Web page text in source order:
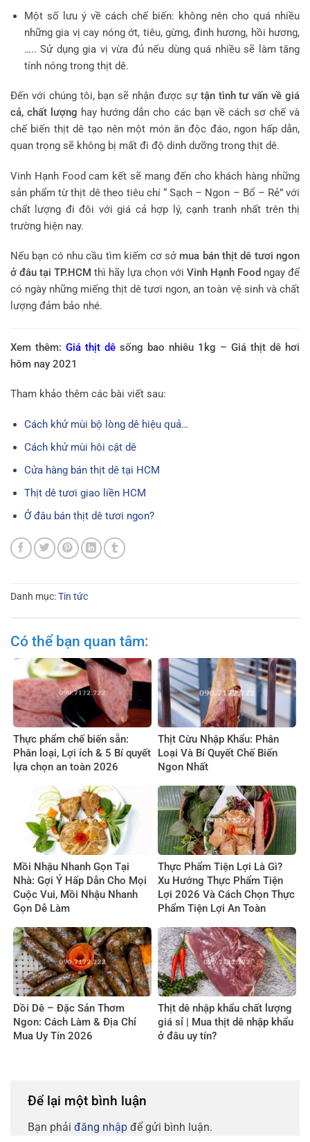
Một số lưu ý về cách chế biến: không nên cho quá nhiều
những gia vị cay nóng ớt, tiêu, gừng, đinh hương, hồi hương,
….. Sử dụng gia vị vừa đủ nếu dùng quá nhiều sẽ làm tăng
tính nóng trong thịt dê.
Đến với chúng tôi, bạn sẽ nhận được sự tận tình tư vấn về giá
cả, chất lượng hay hướng dẫn cho các bạn về cách sơ chế và
chế biến thịt dê tạo nên một món ăn độc đáo, ngon hấp dẫn,
quan trọng sẽ không bị mất đi độ dinh dưỡng trong thịt dê.
Vinh Hạnh Food cam kết sẽ mang đến cho khách hàng những
sản phẩm từ thịt dê theo tiêu chí “ Sạch – Ngon – Bổ – Rẻ” với
chất lượng đi đôi với giá cả hợp lý, cạnh tranh nhất trên thị
trường hiện nay.
Nếu bạn có nhu cầu tìm kiếm cơ sở mua bán thịt dê tươi ngon
ở đâu tại TP.HCM thì hãy lựa chọn với Vinh Hạnh Food ngay để
có ngày những miếng thịt dê tươi ngon, an toàn vệ sinh và chất
lượng đảm bảo nhé.
Xem thêm: Giá thịt dê sống bao nhiêu 1kg – Giá thịt dê hơi
hôm nay 2021
Tham khảo thêm các bài viết sau:
Cách khử mùi bộ lòng dê hiệu quả…
Cách khử mùi hôi cật dê
Cửa hàng bán thịt dê tại HCM
Thịt dê tươi giao liền HCM
Ở đâu bán thịt dê tươi ngon?
Danh mục:Tin tức
Có thể bạn quan tâm:
Thực phẩm chế biến sẵn:
Phân loại, Lợi ích & 5 Bí quyết
lựa chọn an toàn 2026
Thịt Cừu Nhập Khẩu: Phân
Loại Và Bí Quyết Chế Biến
Ngon Nhất
Mồi Nhậu Nhanh Gọn Tại
Nhà: Gợi Ý Hấp Dẫn Cho Mọi
Cuộc Vui, Mồi Nhậu Nhanh
Gọn Dễ Làm
Thực Phẩm Tiện Lợi Là Gì?
Xu Hướng Thực Phẩm Tiện
Lợi 2026 Và Cách Chọn Thực
Phẩm Tiện Lợi An Toàn
Dồi Dê – Đặc Sản Thơm
Ngon: Cách Làm & Địa Chỉ
Mua Uy Tín 2026
Thịt dê nhập khẩu chất lượng
giá sỉ | Mua thịt dê nhập khẩu
ở đâu uy tín?
Để lại một bình luận
Bạn phải đăng nhập để gửi bình luận.